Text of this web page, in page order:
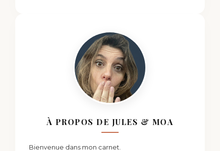
À PROPOS DE JULES & MOA
Bienvenue dans mon carnet.